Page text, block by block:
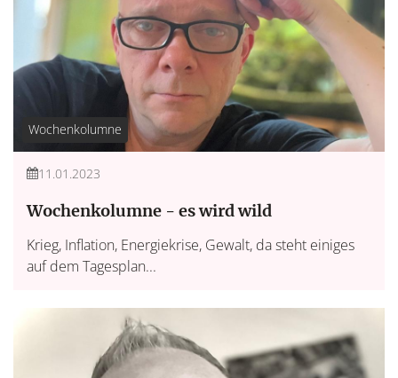
Wochenkolumne
11.01.2023
Wochenkolumne - es wird wild
Krieg, Inflation, Energiekrise, Gewalt, da steht einiges
auf dem Tagesplan...